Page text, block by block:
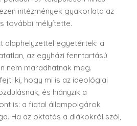
intézmények gyakorlata az
további mélyítette.
alaphelyzettel egyetértek: a
az egyházi fenntartású
nem maradhatnak meg.
ki, hogy mi is az ideológiai
és hiányzik a
is: a fiatal állampolgárok
Ha az oktatás a diákokról szól,